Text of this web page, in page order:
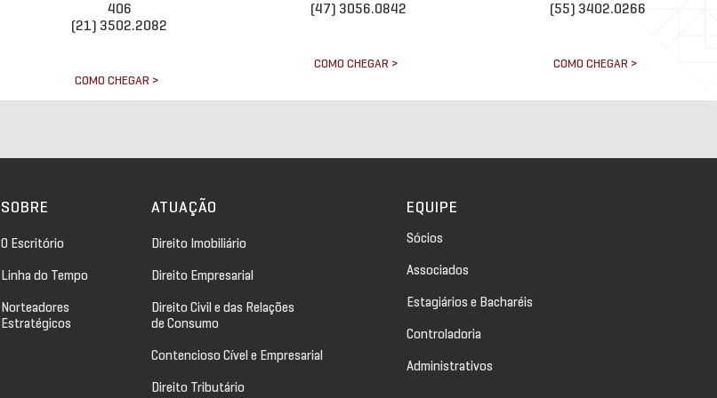
406
(21) 3502.2082
COMO CHEGAR >
(47) 3056.0842
COMO CHEGAR >
(55) 3402.0266
COMO CHEGAR >
SOBRE
O Escritório
Linha do Tempo
Norteadores
Estratégicos
ATUAÇÃO
Direito Imobiliário
Direito Empresarial
Direito Civil e das Relações
de Consumo
Contencioso Cível e Empresarial
Direito Tributário
EQUIPE
Sócios
Associados
Estagiários e Bacharéis
Controladoria
Administrativos